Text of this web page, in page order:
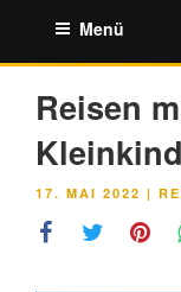
springen
Menü
Reisen
Kleinkind
17. MAI 2022 |